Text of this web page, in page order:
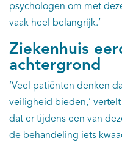
psychologen om met
vaak heel belangrijk.’
Ziekenhuis
achtergrond
‘Veel patiënten denken
veiligheid bieden,’ vertelt
dat er tijdens een van
de behandeling iets